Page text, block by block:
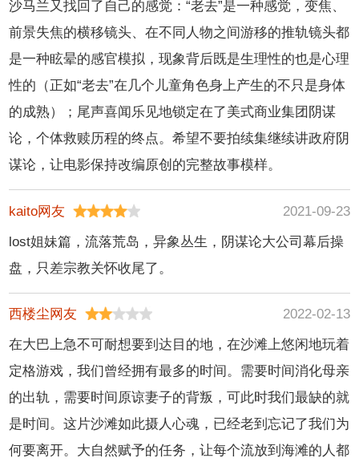
沙马兰又找回了自己的感觉：“老去”是一种感觉，变焦、
前景失焦的横移镜头、在不同人物之间游移的推轨镜头都
是一种眩晕的感官模拟，现象背后既是生理性的也是心理
性的（正如“老去”在几个儿童角色身上产生的不只是身体
的成熟）；尾声喜闻乐见地锁定在了美式商业集团阴谋
论，个体救赎历程的终点。希望不要拍续集继续讲政府阴
谋论，让电影保持改编原创的完整故事模样。
kaito网友
2021-09-23
lost姐妹篇，流落荒岛，异象丛生，阴谋论大公司幕后操
盘，只差宗教关怀收尾了。
西楼尘网友
2022-02-13
在大巴上急不可耐想要到达目的地，在沙滩上悠闲地玩着
定格游戏，我们曾经拥有最多的时间。需要时间消化母亲
的出轨，需要时间原谅妻子的背叛，可此时我们最缺的就
是时间。这片沙滩如此摄人心魂，已经老到忘记了我们为
何要离开。大自然赋予的任务，让每个流放到海滩的人都